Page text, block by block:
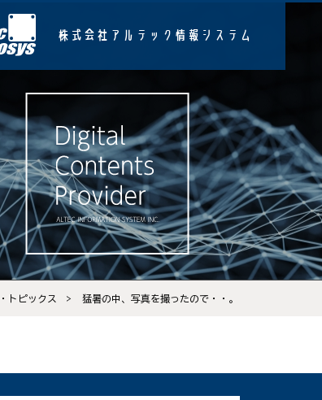
株式会社アルテック情報システム
トピックス 猛暑の中、写真を撮ったので・・。